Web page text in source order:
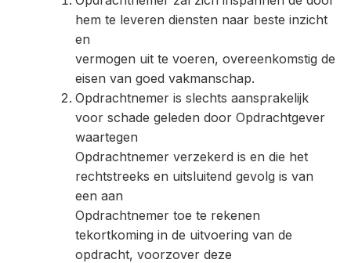
hem te leveren diensten naar beste inzicht
en
vermogen uit te voeren, overeenkomstig de
eisen van goed vakmanschap.
Opdrachtnemer is slechts aansprakelijk
voor schade geleden door Opdrachtgever
waartegen
Opdrachtnemer verzekerd is en die het
rechtstreeks en uitsluitend gevolg is van
een aan
Opdrachtnemer toe te rekenen
tekortkoming in de uitvoering van de
opdracht, voorzover deze